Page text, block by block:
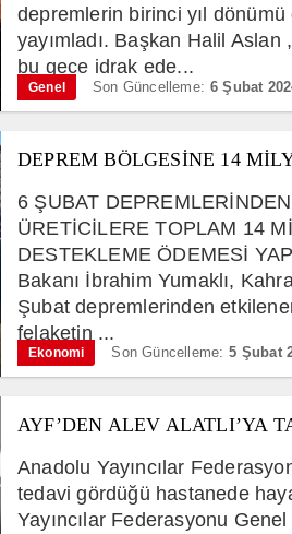
depremlerin birinci yıl dönümü
yayımladı. Başkan Halil Aslan
bu gece idrak ede...
Genel Son Güncelleme: 6 Şubat
DEPREM BÖLGESİNE 14
6 ŞUBAT
ÜRETİCİLERE TOPLAM 14
DESTEKLEME ÖDEMESİ
Bakanı İbrahim Yumaklı,
Şubat depremlerinden
felaketin ...
Ekonomi Son Güncelleme: 5 Şubat
AYF’DEN ALEV ALATLI’YA
Anadolu Yayıncılar
tedavi gördüğü hastanede
Yayıncılar Federasyonu